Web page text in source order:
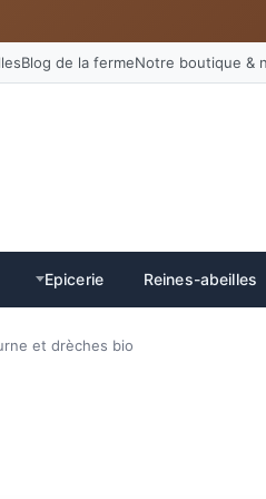
Blog de la fermeNotre boutique &
Epicerie Reines-abeilles
et drèches bio